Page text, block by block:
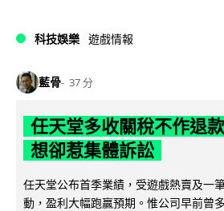
科技娛樂 遊戲情報
藍骨 37 分
任天堂多收關稅不作退
想卻惹集體訴訟
任天堂公布首季業績，受遊戲熱賣及一
動，盈利大幅跑贏預期。惟公司早前曾